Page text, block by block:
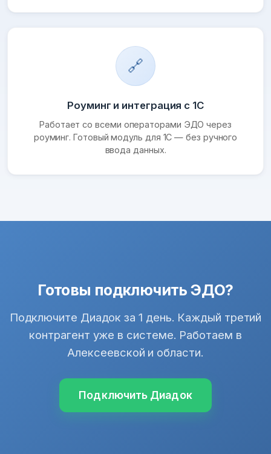
🔗
Роуминг и интеграция с 1С
Работает со всеми операторами ЭДО через
роуминг. Готовый модуль для 1С — без ручного
ввода данных.
Готовы подключить ЭДО?
Подключите Диадок за 1 день. Каждый третий
контрагент уже в системе. Работаем в
Алексеевской и области.
Подключить Диадок